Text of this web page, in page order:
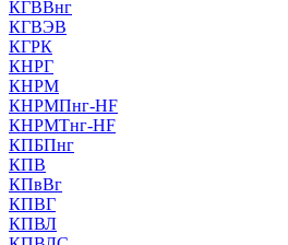
КГВВнг
КГВЭВ
КГРК
КНРГ
КНРМ
КНРМПнг-HF
КНРМТнг-HF
КПБПнг
КПВ
КПвВг
КПВГ
КПВЛ